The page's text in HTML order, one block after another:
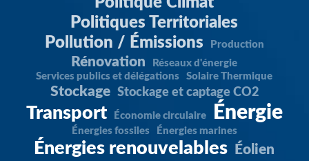
Politiques Territoriales
Pollution / Émissions
Production
Rénovation
Réseaux d'énergie
Services publics et délégations
Solaire Thermique
Stockage Stockage et captage CO2
Transport Économie circulaire Énergie
Énergies fossiles Énergies marines
Énergies renouvelables Éolien